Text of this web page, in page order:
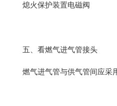
熄火保护装置电磁阀
五、看燃气进气管接头
燃气进气管与供气管间应采